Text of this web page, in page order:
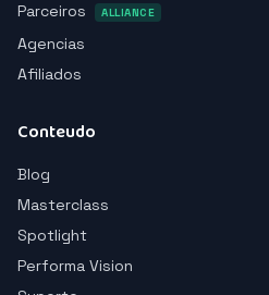
Parceiros
ALLIANCE
Agencias
Afiliados
Conteudo
Blog
Masterclass
Spotlight
Performa Vision